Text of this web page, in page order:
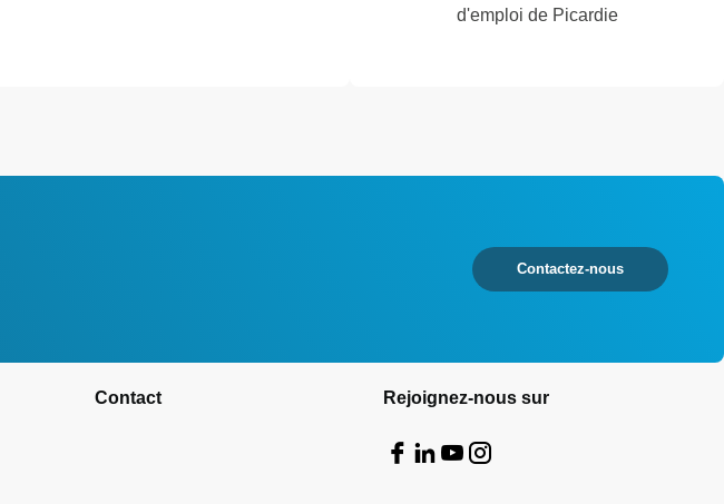
d'emploi de Picardie
Contactez-nous
Contact Rejoignez-nous sur